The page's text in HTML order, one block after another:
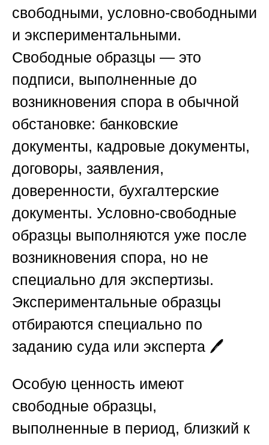
свободными, условно-свободными
и экспериментальными.
Свободные образцы — это
подписи, выполненные до
возникновения спора в обычной
обстановке: банковские
документы, кадровые документы,
договоры, заявления,
доверенности, бухгалтерские
документы. Условно-свободные
образцы выполняются уже после
возникновения спора, но не
специально для экспертизы.
Экспериментальные образцы
отбираются специально по
заданию суда или эксперта 🖊️
Особую ценность имеют
свободные образцы,
выполненные в период, близкий к